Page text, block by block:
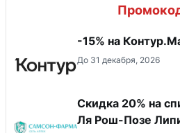
-15% на
До 31 декабря, 2026
Скидка 20% на
Ля Рош-Позе